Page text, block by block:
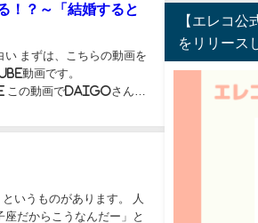
！？～「結婚すると
まずは、こちらの動画を
動画です。
動画でDaiGoさんが
いうものがあります。 人
だからこうなんだー」と
【エレコ
をリリース